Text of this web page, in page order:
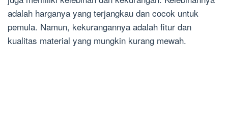
adalah harganya yang terjangkau dan cocok untuk
pemula. Namun, kekurangannya adalah fitur dan
kualitas material yang mungkin kurang mewah.